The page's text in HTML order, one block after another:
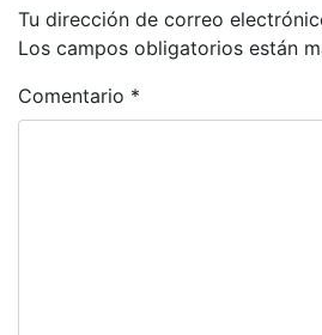
Tu dirección de correo
Los campos obligatorios están
Comentario *